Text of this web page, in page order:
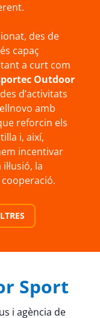
des de
capaç
a curt com
Outdoor
d’activitats
amb
reforcin els
i, així,
incentivar
la
cooperació.
Sport
i agència de